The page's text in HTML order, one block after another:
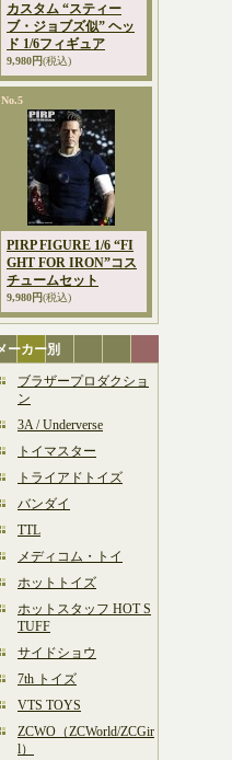
カスタム “スティー
ブ・ジョブズ似” ヘッ
ド 1/6フィギュア
9,980円(税込)
No.5
PIRP FIGURE 1/6 “FI
GHT FOR IRON”コス
チュームセット
9,980円(税込)
ーカー別
ブラザープロダクショ
ン
3A / Underverse
トイマスター
トライアドトイズ
バンダイ
TTL
メディコム・トイ
ホットトイズ
ホットスタッフ HOT S
TUFF
サイドショウ
7th トイズ
VTS TOYS
ZCWO（ZCWorld/ZCGir
l）